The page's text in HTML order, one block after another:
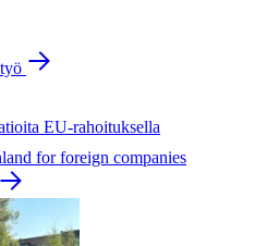
EU-rahoituksella
for foreign companies